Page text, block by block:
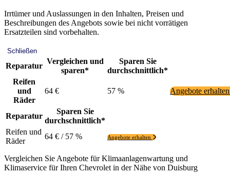
Irrtümer und Auslassungen in den Inhalten, Preisen und
Beschreibungen des Angebots sowie bei nicht vorrätigen
Ersatzteilen sind vorbehalten.
Schließen
Reparatur
Vergleichen und
sparen*
Sparen Sie
durchschnittlich*
Reifen
und
Räder
64 € 57 % Angebote
Reparatur
Sparen Sie
durchschnittlich*
Reifen und
Räder
64 € / 57 % Angebote erhalten
Vergleichen Sie Angebote für Klimaanlagenwartung und
Klimaservice für Ihren Chevrolet in der Nähe von Duisburg